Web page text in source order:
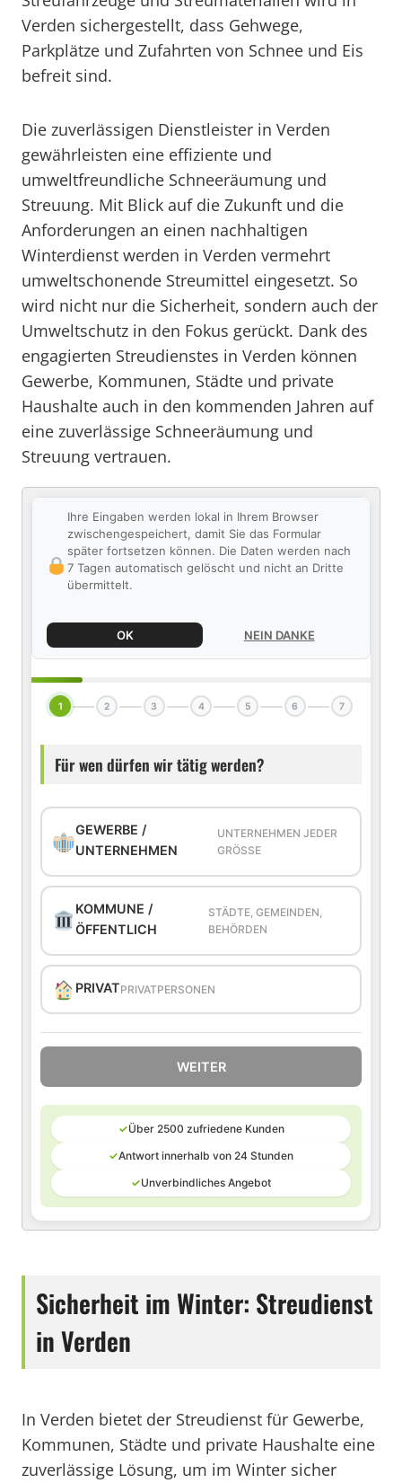
Verden sichergestellt, dass Gehwege,
Parkplätze und Zufahrten von Schnee und Eis
befreit sind.
Die zuverlässigen Dienstleister in Verden
gewährleisten eine effiziente und
umweltfreundliche Schneeräumung und
Streuung. Mit Blick auf die Zukunft und die
Anforderungen an einen nachhaltigen
Winterdienst werden in Verden vermehrt
umweltschonende Streumittel eingesetzt. So
wird nicht nur die Sicherheit, sondern auch der
Umweltschutz in den Fokus gerückt. Dank des
engagierten Streudienstes in Verden können
Gewerbe, Kommunen, Städte und private
Haushalte auch in den kommenden Jahren auf
eine zuverlässige Schneeräumung und
Streuung vertrauen.
Ihre Eingaben werden lokal in Ihrem Browser
zwischengespeichert, damit Sie das Formular
später fortsetzen können. Die Daten werden nach
7 Tagen automatisch gelöscht und nicht an Dritte
übermittelt.
OK NEIN DANKE
1 2 3 4 5 6 7
Für wen dürfen wir tätig werden?
GEWERBE /
UNTERNEHMEN
UNTERNEHMEN JEDER
GRÖSSE
KOMMUNE /
ÖFFENTLICH
STÄDTE, GEMEINDEN,
BEHÖRDEN
PRIVATPRIVATPERSONEN
WEITER
✓Über 2500 zufriedene Kunden
✓Antwort innerhalb von 24 Stunden
✓Unverbindliches Angebot
Sicherheit im Winter: Streudienst
in Verden
In Verden bietet der Streudienst für Gewerbe,
Kommunen, Städte und private Haushalte eine
zuverlässige Lösung, um im Winter sicher